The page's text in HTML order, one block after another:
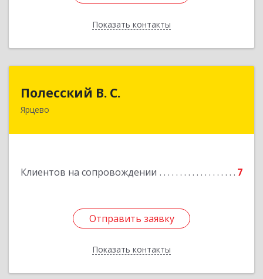
Показать контакты
Назад
Полесский В. С.
Ярцево
Клиентов на сопровождении 7
Отправить заявку
Показать контакты
Отправить заявку
Назад